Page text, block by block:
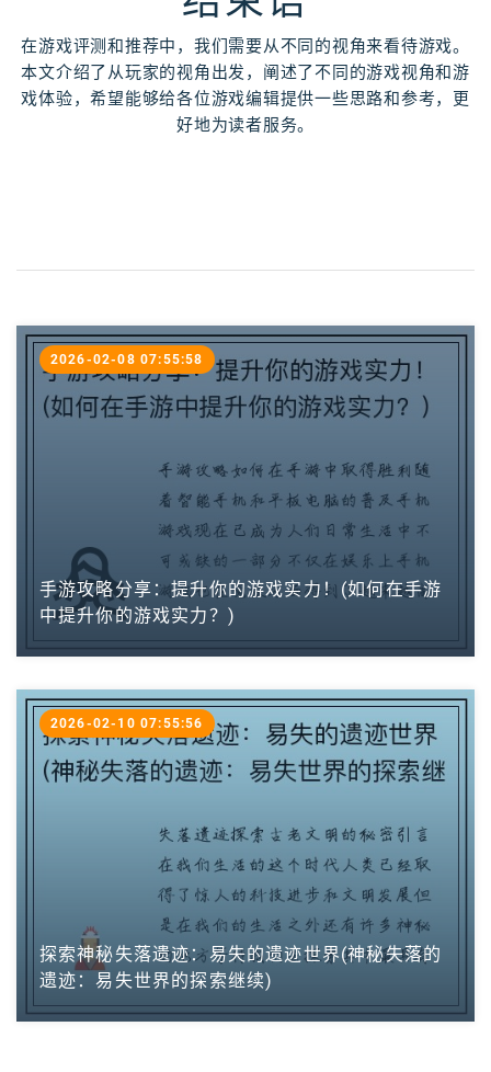
在游戏评测和推荐中，我们需要从不同的视角来看待游戏。
本文介绍了从玩家的视角出发，阐述了不同的游戏视角和游
戏体验，希望能够给各位游戏编辑提供一些思路和参考，更
好地为读者服务。
手游攻略分享：提升你的游戏实力！(如何在手游
中提升你的游戏实力？)
2026-02-08 07:55:58
探索神秘失落遗迹：易失的遗迹世界(神秘失落的
遗迹：易失世界的探索继续)
2026-02-10 07:55:56